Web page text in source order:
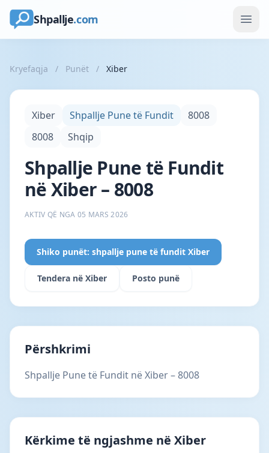
Shpallje.com
Kryefaqja / Punët / Xiber
Xiber Shpallje Pune të Fundit
8008
8008
Shqip
Shpallje Pune të Fundit
në Xiber – 8008
AKTIV QË NGA 05 MARS 2026
Shiko punët: shpallje pune të fundit Xiber
Tendera në Xiber Posto punë
Përshkrimi
Shpallje Pune të Fundit në Xiber – 8008
Kërkime të ngjashme në Xiber